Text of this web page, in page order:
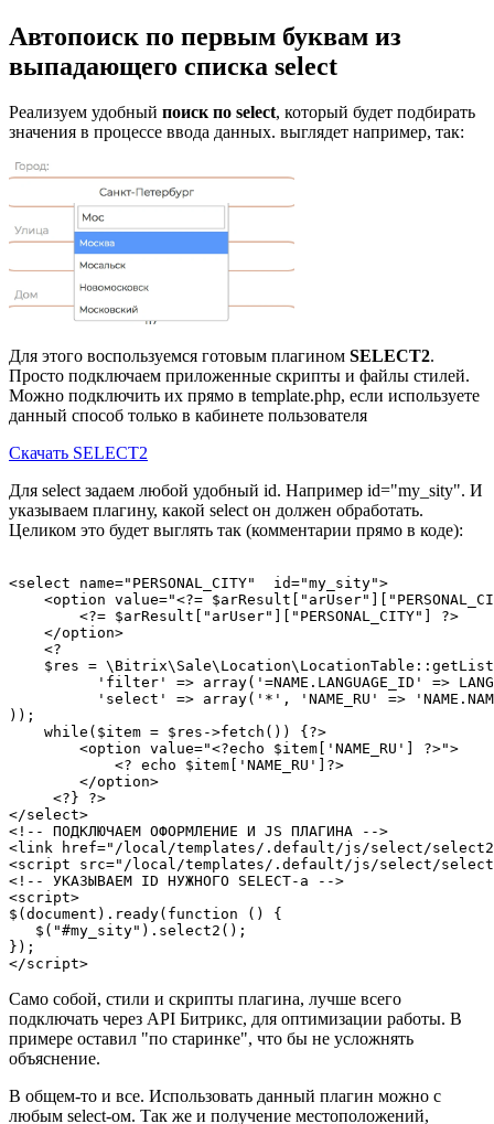
Автопоиск по первым буквам из
выпадающего списка select
Реализуем удобный поиск по select, который будет подбирать
значения в процессе ввода данных. выглядет например, так:
Для этого воспользуемся готовым плагином SELECT2.
Просто подключаем приложенные скрипты и файлы стилей.
Можно подключить их прямо в template.php, если используете
данный способ только в кабинете пользователя
Скачать SELECT2
Для select задаем любой удобный id. Например id="my_sity". И
указываем плагину, какой select он должен обработать.
Целиком это будет выглять так (комментарии прямо в коде):
<select name="PERSONAL_CITY"  id="my_sity">
<option value="<?=
        <?= $arResult["arUser"]["PERSONAL_CITY"] ?>
    </option>
    <?
$res =
'filter' => array('=NAME.LANGUAGE_ID' =>
'select' => array('*', 'NAME_RU' =>
));
    while($item = $res->fetch()) {?>
        <option value="<?echo $item['NAME_RU'] ?>">
            <? echo $item['NAME_RU']?>
        </option>
     <?} ?>
</select>
<!-- ПОДКЛЮЧАЕМ ОФОРМЛЕНИЕ И JS ПЛАГИНА -->
<link href="/local/templates/.default/js/select/
<script src="/local/templates/.default/js/select/
<!-- УКАЗЫВАЕМ ID НУЖНОГО SELECT-а -->
<script>
$(document).ready(function () {
   $("#my_sity").select2();
});
</script>
Само собой, стили и скрипты плагина, лучше всего
подключать через API Битрикс, для оптимизации работы. В
примере оставил "по старинке", что бы не усложнять
объяснение.
В общем-то и все. Использовать данный плагин можно с
любым select-ом. Так же и получение местоположений,